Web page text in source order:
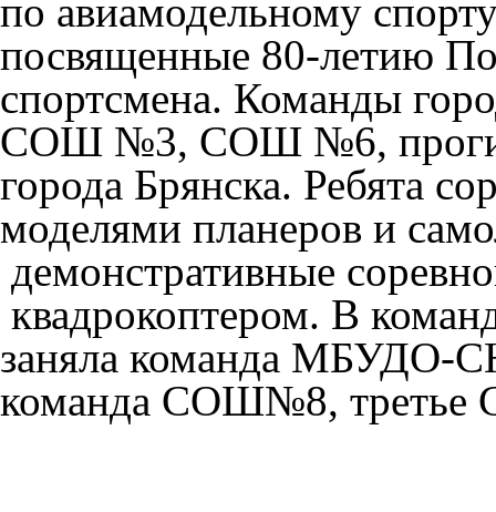
по авиамодельному
посвященные 80-летию
спортсмена. Команды
СОШ №3, СОШ №6,
города Брянска. Ребята
моделями планеров и
демонстративные
квадрокоптером. В
заняла команда МБУДО-
команда СОШ№8,